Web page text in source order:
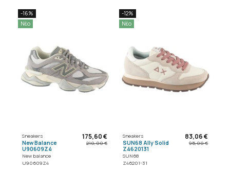
-16%
Νέο
Sneakers
New Balance
U90609Z4
New balance
U90609Z4
175,60 €
210,00 €
-12%
Νέο
Sneakers
SUN68 Ally Solid
Z4620131
SUN68
Z46201-31
83,06 €
95,00 €